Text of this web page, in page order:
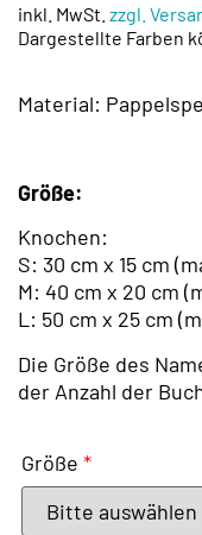
inkl. MwSt. zzgl.
Dargestellte Farben
Material:
Größe:
Knochen:
S: 30 cm x 15 cm
M: 40 cm x 20 cm
L: 50 cm x 25 cm
Die Größe des
der Anzahl der
Größe *